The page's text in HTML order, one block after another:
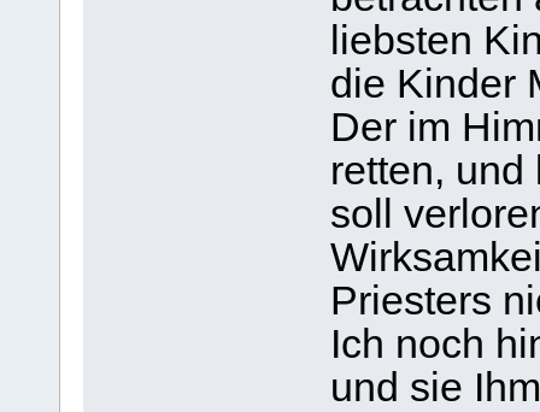
liebsten
die Kinder
Der im
retten,
soll
Priesters
Ich noch
und sie